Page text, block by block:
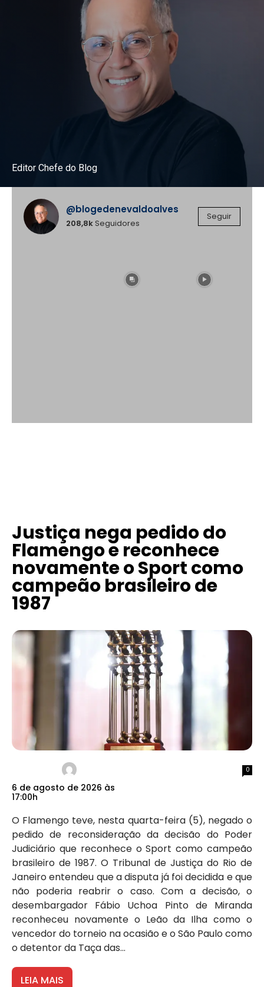
Editor Chefe do Blog
Instagram@blogedenevaldoalves
208,8k Seguidores
Seguir
Justiça nega pedido do
Flamengo e reconhece
novamente o Sport como
campeão brasileiro de
1987
6 de agosto de 2026 às
17:00h
0
O Flamengo teve, nesta quarta-feira (5), negado o
pedido de reconsideração da decisão do Poder
Judiciário que reconhece o Sport como campeão
brasileiro de 1987. O Tribunal de Justiça do Rio de
Janeiro entendeu que a disputa já foi decidida e que
não poderia reabrir o caso. Com a decisão, o
desembargador Fábio Uchoa Pinto de Miranda
reconheceu novamente o Leão da Ilha como o
vencedor do torneio na ocasião e o São Paulo como
o detentor da Taça das...
LEIA MAIS